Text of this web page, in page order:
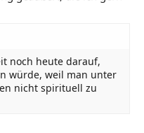
noch heute darauf,
würde, weil man unter
nicht spirituell zu